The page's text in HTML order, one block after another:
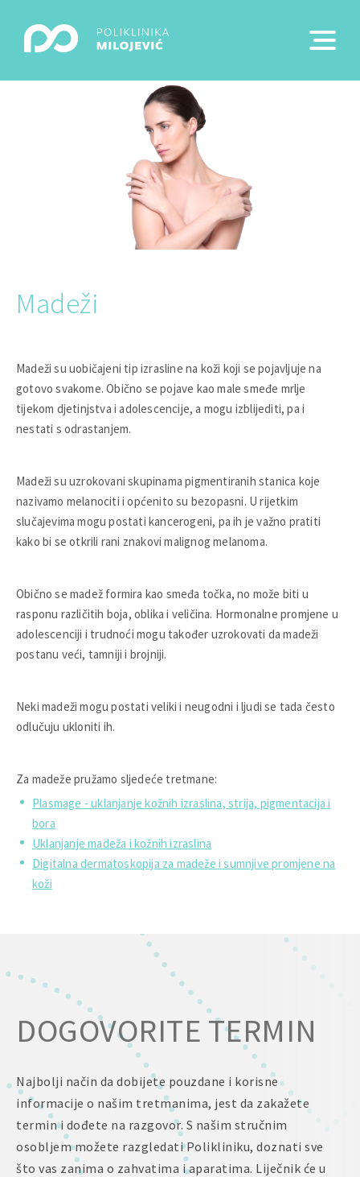
Madeži
Madeži su uobičajeni tip izrasline na koži koji se pojavljuje na
gotovo svakome. Obično se pojave kao male smeđe mrlje
tijekom djetinjstva i adolescencije, a mogu izblijediti, pa i
nestati s odrastanjem.
Madeži su uzrokovani skupinama pigmentiranih stanica koje
nazivamo melanociti i općenito su bezopasni. U rijetkim
slučajevima mogu postati kancerogeni, pa ih je važno pratiti
kako bi se otkrili rani znakovi malignog melanoma.
Obično se madež formira kao smeđa točka, no može biti u
rasponu različitih boja, oblika i veličina. Hormonalne promjene u
adolescenciji i trudnoći mogu također uzrokovati da madeži
postanu veći, tamniji i brojniji.
Neki madeži mogu postati veliki i neugodni i ljudi se tada često
odlučuju ukloniti ih.
Za madeže pružamo sljedeće tretmane:
Plasmage - uklanjanje kožnih izraslina, strija, pigmentacija i
bora
Uklanjanje madeža i kožnih izraslina
Digitalna dermatoskopija za madeže i sumnjive promjene na
koži
DOGOVORITE TERMIN
Najbolji način da dobijete pouzdane i korisne
informacije o našim tretmanima, jest da zakažete
termin i dođete na razgovor. S našim stručnim
osobljem možete razgledati Polikliniku, doznati sve
što vas zanima o zahvatima i aparatima. Liječnik će u